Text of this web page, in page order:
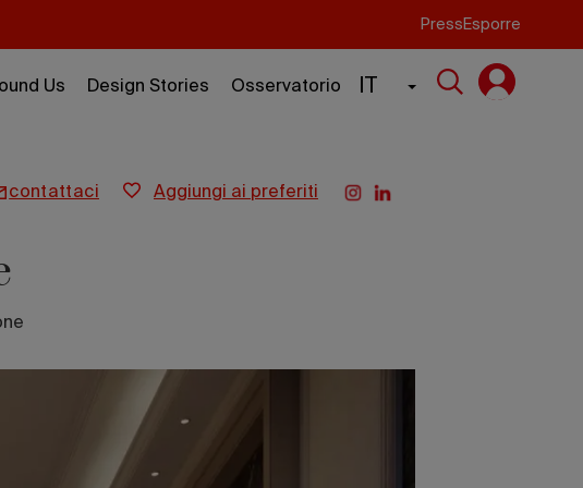
Press Esporre
Us Design Stories Osservatorio IT
contattaci aggiungi ai preferiti